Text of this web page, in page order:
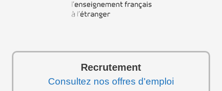
Recrutement
Consultez nos offres d'emploi